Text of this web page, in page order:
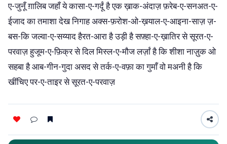
ए-जुनूँ ग़ालिब जहाँ ये कासा-ए-गर्दूं है एक ख़ाक-अंदाज़ फ़रेब-ए-सनअत-ए-
ईजाद का तमाशा देख निगाह अक्स-फ़रोश-ओ-ख़याल-ए-आइना-साज़ ज़-
बस-कि जल्वा-ए-सय्याद हैरत-आरा है उड़ी है सफ़्हा-ए-ख़ातिर से सूरत-ए-
परवाज़ हुजूम-ए-फ़िक्र से दिल मिस्ल-ए-मौज लर्ज़ां है कि शीशा नाज़ुक ओ
सहबा है आब-गीन-गुदा असद से तर्क-ए-वफ़ा का गुमाँ वो मअनी है कि
खींचिए पर-ए-ताइर से सूरत-ए-परवाज़